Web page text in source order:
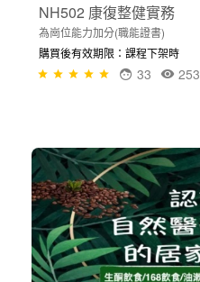
NH502 康復整健實務
為崗位能力加分(職能證書)
購買後有效期限：課程下架時
253
33